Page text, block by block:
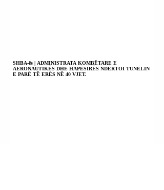
SHBA-ës | ADMINISTRATA KOMBËTARE E
AERONAUTIKËS DHE HAPËSIRËS NDËRTOI TUNELIN
E PARË TË ERËS NË 40 VJET.